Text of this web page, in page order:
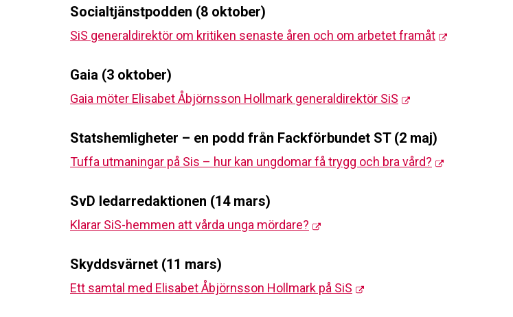
Socialtjänstpodden (8 oktober)
SiS generaldirektör om kritiken senaste åren och om arbetet framåt
Gaia (3 oktober)
Gaia möter Elisabet Åbjörnsson Hollmark generaldirektör SiS
Statshemligheter – en podd från Fackförbundet ST (2 maj)
Tuffa utmaningar på Sis – hur kan ungdomar få trygg och bra vård?
SvD ledarredaktionen (14 mars)
Klarar SiS-hemmen att vårda unga mördare?
Skyddsvärnet (11 mars)
Ett samtal med Elisabet Åbjörnsson Hollmark på SiS